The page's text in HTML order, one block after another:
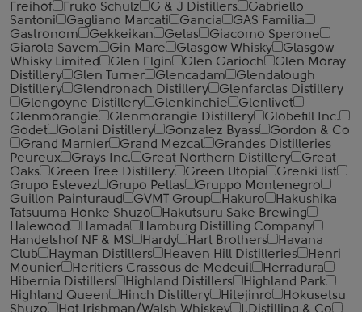
Freihof
Fruko Schulz G & J Distillers
Gabriello
Santoni
Gagliano Marcati Gancia
GAS Familia
Gastronom
Gekkeikan Gelas
Giacomo Sperone
Giarola Savem
Gin Mare Glasgow Whisky
Glasgow
Whisky Limited
Glen Elgin Glen Garioch
Glen Moray
Distillery
Glen Turner Glencadam
Glendalough
Distillery
Glendronach Distillery
Glenfarclas Distillery
Glengoyne Distillery
Glenkinchie
Glenlivet
Glenmorangie
Glenmorangie Distillery
Globefill Inc.
Godet
Golani Distillery Gonzalez Byass
Gordon & Co
Grand Marnier
Grand Mezcal
Grandes Distilleries
Peureux
Grays Inc. Great Northern Distillery
Great
Oaks
Green Tree Distillery Green Utopia
Grenki list
Grupo Estevez
Grupo Pellas
Gruppo Montenegro
Guillon Painturaud
GVMT Group Hakuro
Hakushika
Tatsuuma Honke Shuzo
Hakutsuru Sake Brewing
Halewood
Hamada
Hamburg Distilling Company
Handelshof NF & MS
Hardy Hart Brothers
Havana
Club
Hayman Distillers Heaven Hill Distilleries
Henri
Mounier
Heritiers Crassous de Medeuil
Herradura
Hibernia Distillers
Highland Distillers
Highland Park
Highland Queen
Hinch Distillery Hitejinro
Hokusetsu